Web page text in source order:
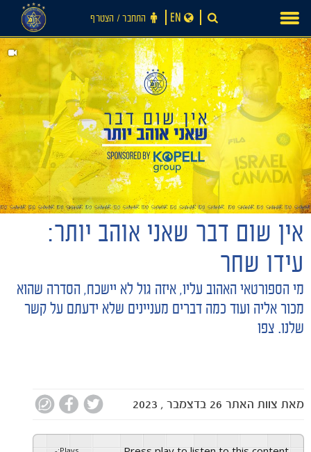
content
התחבר ‪/‬ הצטרף EN
אין שום דבר שאני אוהב יותר:
עידו שחר
מי הספורטאי האהוב עליו, איזה גול לא יישכח, הסדרה שהוא
מכור אליה ועוד כמה דברים מעניינים שלא ידעתם על קשר
שלנו. צפו
מאת צוות האתר 26 בדצמבר , 2023